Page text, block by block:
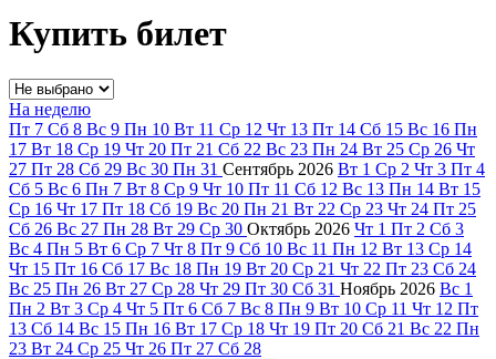
Купить билет
На неделю
Пт 7 Сб 8 Вс 9 Пн 10 Вт 11 Ср 12 Чт 13 Пт 14 Сб 15 Вс 16 Пн
17 Вт 18 Ср 19 Чт 20 Пт 21 Сб 22 Вс 23 Пн 24 Вт 25 Ср 26 Чт
27 Пт 28 Сб 29 Вс 30 Пн 31 Сентябрь 2026 Вт 1 Ср 2 Чт 3 Пт 4
Сб 5 Вс 6 Пн 7 Вт 8 Ср 9 Чт 10 Пт 11 Сб 12 Вс 13 Пн 14 Вт 15
Ср 16 Чт 17 Пт 18 Сб 19 Вс 20 Пн 21 Вт 22 Ср 23 Чт 24 Пт 25
Сб 26 Вс 27 Пн 28 Вт 29 Ср 30 Октябрь 2026 Чт 1 Пт 2 Сб 3
Вс 4 Пн 5 Вт 6 Ср 7 Чт 8 Пт 9 Сб 10 Вс 11 Пн 12 Вт 13 Ср 14
Чт 15 Пт 16 Сб 17 Вс 18 Пн 19 Вт 20 Ср 21 Чт 22 Пт 23 Сб 24
Вс 25 Пн 26 Вт 27 Ср 28 Чт 29 Пт 30 Сб 31 Ноябрь 2026 Вс 1
Пн 2 Вт 3 Ср 4 Чт 5 Пт 6 Сб 7 Вс 8 Пн 9 Вт 10 Ср 11 Чт 12 Пт
13 Сб 14 Вс 15 Пн 16 Вт 17 Ср 18 Чт 19 Пт 20 Сб 21 Вс 22 Пн
23 Вт 24 Ср 25 Чт 26 Пт 27 Сб 28